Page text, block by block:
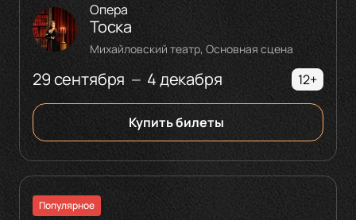
29 сентября — 4 декабря
Опера
Тоска
Михайловский театр, Основная сцена
12+
Купить билеты
Популярное